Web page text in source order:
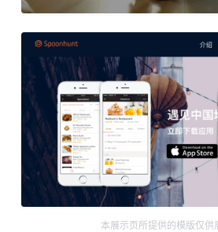
本展示页所提供的模版仅供